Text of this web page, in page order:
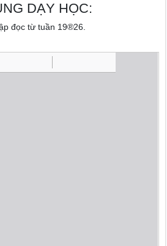
DẠY HỌC:
đọc từ tuần 19®26.